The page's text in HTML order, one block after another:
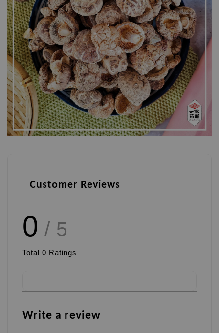
Customer Reviews
0 / 5
Total 0 Ratings
Write a review